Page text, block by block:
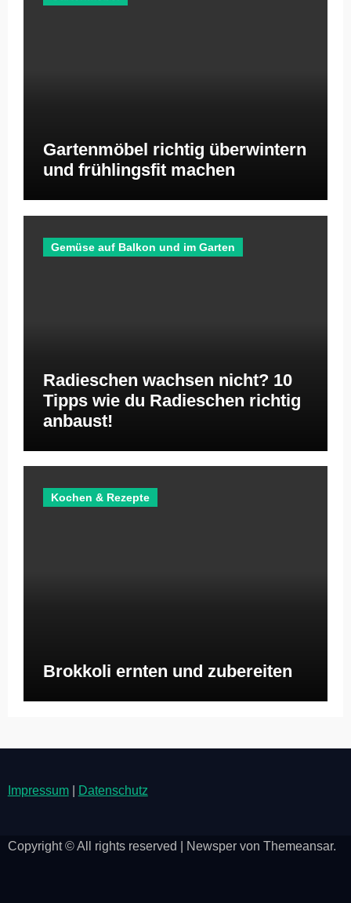
Gartenmöbel richtig überwintern
und frühlingsfit machen
Gemüse auf Balkon und im Garten
Radieschen wachsen nicht? 10
Tipps wie du Radieschen richtig
anbaust!
Kochen & Rezepte
Brokkoli ernten und zubereiten
Impressum| Datenschutz
Copyright © All rights reserved Newspervon Themeansar.